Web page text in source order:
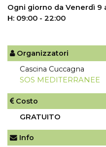
Ogni giorno da Venerdì 9
H: 09:00 - 22:00
Organizzatori
Cascina Cuccagna
SOS MEDITERRANEE
Costo
GRATUITO
Info